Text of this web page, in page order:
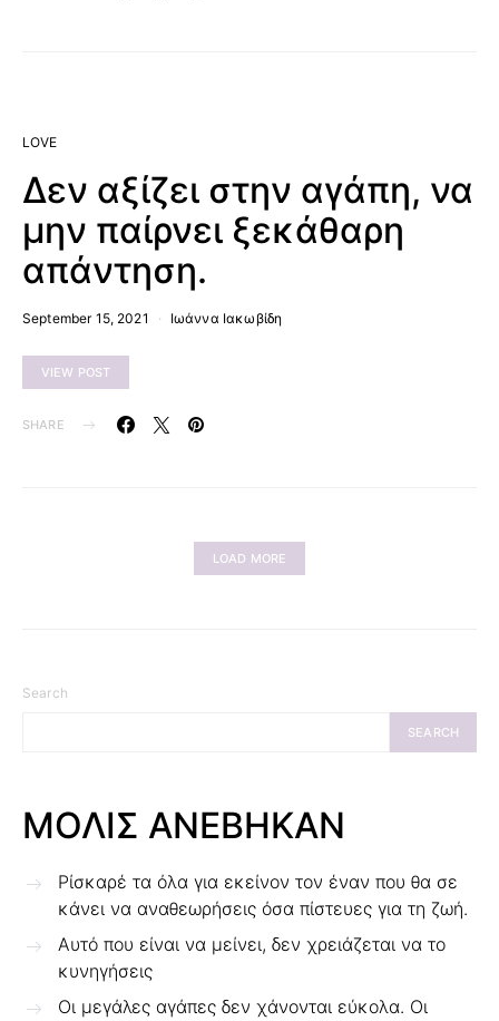
LOVE
Δεν αξίζει στην αγάπη, να
μην παίρνει ξεκάθαρη
απάντηση.
September 15, 2021 Ιωάννα Ιακωβίδη
VIEW POST
SHARE
LOAD MORE
Search
SEARCH
ΜΟΛΙΣ ΑΝΕΒΗΚΑΝ
Ρίσκαρέ τα όλα για εκείνον τον έναν που θα σε
κάνει να αναθεωρήσεις όσα πίστευες για τη ζωή.
Αυτό που είναι να μείνει, δεν χρειάζεται να το
κυνηγήσεις
Οι μεγάλες αγάπες δεν χάνονται εύκολα. Οι